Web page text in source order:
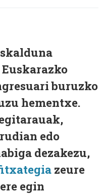
buruzko
hementxe.
edo
dezakezu,
zeure
egin